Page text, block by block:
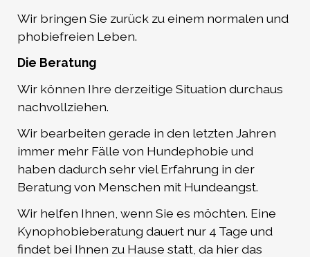
Wir bringen Sie zurück zu einem normalen und
phobiefreien Leben.
Die Beratung
Wir können Ihre derzeitige Situation durchaus
nachvollziehen.
Wir bearbeiten gerade in den letzten Jahren
immer mehr Fälle von Hundephobie und
haben dadurch sehr viel Erfahrung in der
Beratung von Menschen mit Hundeangst.
Wir helfen Ihnen, wenn Sie es möchten. Eine
Kynophobieberatung dauert nur 4 Tage und
findet bei Ihnen zu Hause statt, da hier das